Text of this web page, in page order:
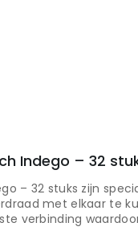
Indego – 32
– 32 stuks zijn
met elkaar te
verbinding